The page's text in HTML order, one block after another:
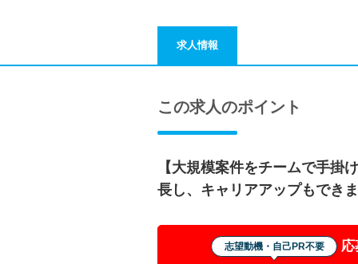
求人情報
この求人のポイント
【大規模案件をチームで手
長し、キャリアアップもでき
志望動機・自己PR不要